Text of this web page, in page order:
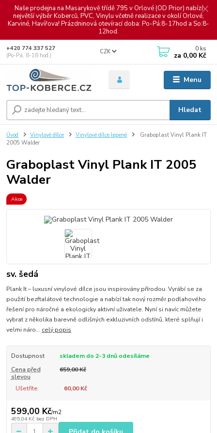
Naše prodejna na Masarykově třídě 795 v Orlové (OD Prior) nabízí
největší výběr Koberců, PVC, Vinylu včetně realizace v okolí Orlové,
Karviné, Havířova! Prázdninová otevírací doba: Po-Pá:8-17hod a So:8-
12hod.
Menu
CZK
Hledat
+420 774 337 527
(Po-Pá, 8-18 hod.)
0 ks
za 0,00 Kč
Úvod Vinylové dílce Vinylové dílce lepené
Graboplast Vinyl Plank IT
2005 Walder
Graboplast Vinyl Plank IT 2005
Walder
Akce
sv. šedá
Plank It – luxusní vinylové dílce jsou inspirovány přírodou. Vyrábí se za
použití bezftalátové technologie a nabízí tak nový rozměr podlahového
řešení pro náročné a ekologicky aktivní uživatele. Nyní si navíc můžete
vybrat z několika barevně odlišných exkluzivních odstínů, které splňují i
velmi náro... celý popis
Dostupnost
skladem do 2-3 dnů odesíláme
Cena před
slevou
659,00 Kč
Ušetříte 60,00 Kč
599,00 Kč/m2
495,04 Kč bez DPH